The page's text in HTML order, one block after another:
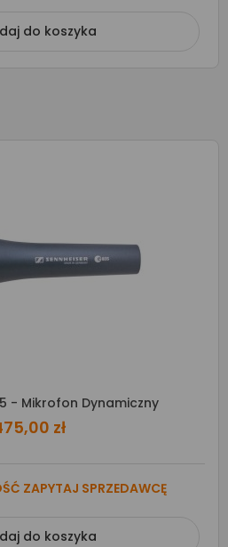
do koszyka
- Mikrofon Dynamiczny
zł
ZAPYTAJ SPRZEDAWCĘ
do koszyka